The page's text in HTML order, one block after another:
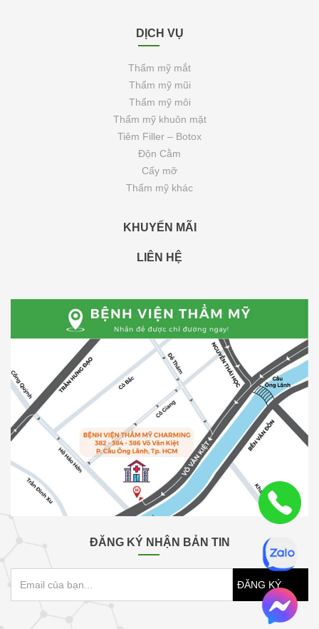
DỊCH VỤ
Thẩm mỹ mắt
Thẩm mỹ mũi
Thẩm mỹ môi
Thẩm mỹ khuôn mặt
Tiêm Filler – Botox
Độn Cằm
Cấy mỡ
Thẩm mỹ khác
KHUYẾN MÃI
LIÊN HỆ
ĐĂNG KÝ NHẬN BẢN TIN
ĐĂNG KÝ